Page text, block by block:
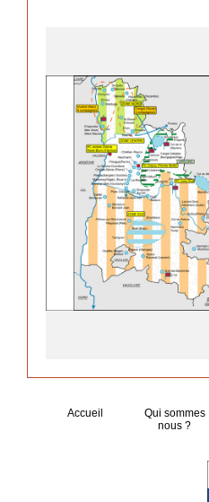
Accueil
Qui sommes
nous ?